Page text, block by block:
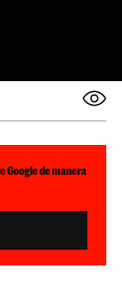
Google de manera